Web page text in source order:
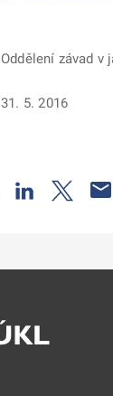
Oddělení závad v
31. 5. 2016
Odkaz se otevře
Odkaz se